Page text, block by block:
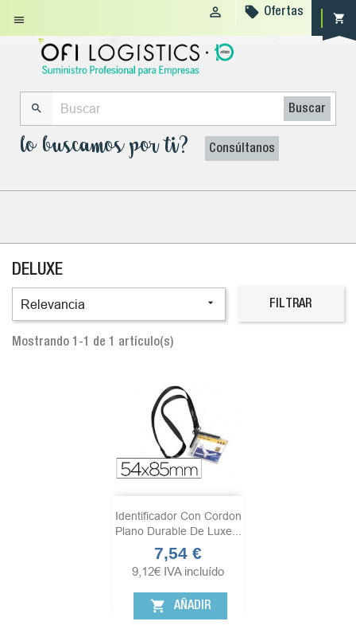
 shopping_cart
  Ofertas
 Buscar
lo buscamos por ti? Consúltanos
DELUXE
Relevancia  FILTRAR
Mostrando 1-1 de 1 artículo(s)
Identificador Con Cordon
Plano Durable De Luxe...
Precio
7,54 €
9,12€ IVA incluído
shopping_cart AÑADIR